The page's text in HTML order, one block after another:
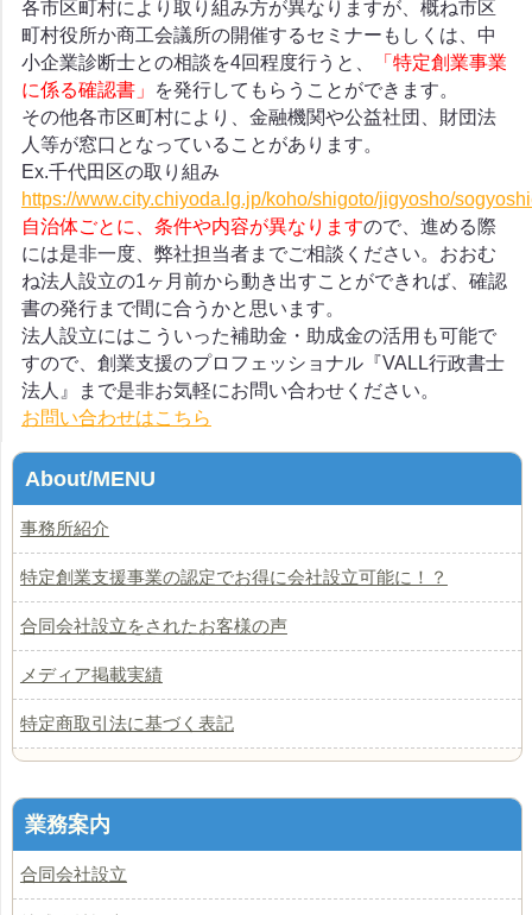
各市区町村により取り組み方が異なりますが、概ね市区
町村役所か商工会議所の開催するセミナーもしくは、中
小企業診断士との相談を4回程度行うと、
「特定創業事業
に係る確認書」
を発行してもらうことができます。
その他各市区町村により、金融機関や公益社団、財団法
人等が窓口となっていることがあります。
Ex.千代田区の取り組み
https://www.city.chiyoda.lg.jp/koho/shigoto/jigyosho/
自治体ごとに、条件や内容が異なりますので、進める際
には是非一度、弊社担当者までご相談ください。おおむ
ね法人設立の1ヶ月前から動き出すことができれば、確認
書の発行まで間に合うかと思います。
法人設立にはこういった補助金・助成金の活用も可能で
すので、創業支援のプロフェッショナル『VALL行政書士
法人』まで是非お気軽にお問い合わせください。
お問い合わせはこちら
About/MENU
事務所紹介
特定創業支援事業の認定でお得に会社設立可能に！？
合同会社設立をされたお客様の声
メディア掲載実績
特定商取引法に基づく表記
業務案内
合同会社設立